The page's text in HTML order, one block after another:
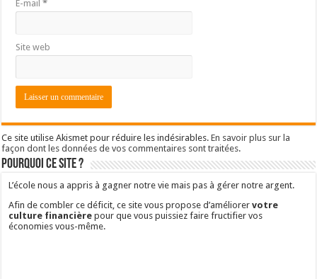
E-mail*
Site web
Ce site utilise Akismet pour réduire les indésirables.En savoir plus sur la
façon dont les données de vos commentaires sont traitées.
Pourquoi ce site ?
L’école nous a appris à gagner notre vie mais pas à gérer notre argent.
Afin de combler ce déficit, ce site vous propose d’améliorervotre
culture financière pour que vous puissiez faire fructifier vos
économies vous-même.